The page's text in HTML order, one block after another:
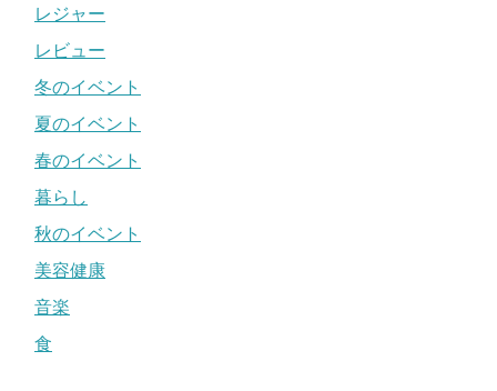
レジャー
レビュー
冬のイベント
夏のイベント
春のイベント
暮らし
秋のイベント
美容健康
音楽
食